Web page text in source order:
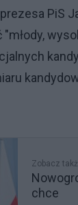
PiS
Zobacz
chce